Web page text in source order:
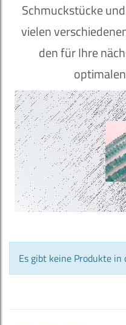
Schmuckstücke
vielen
den für Ihre
Es gibt keine Produkte in